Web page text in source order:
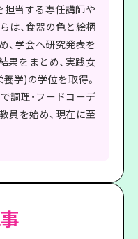
担当する専任講師や
は、食器の色と絵柄
、学会へ研究発表を
果をまとめ、実践女
学)の学位を取得。
調理・フードコーデ
員を始め、現在に至